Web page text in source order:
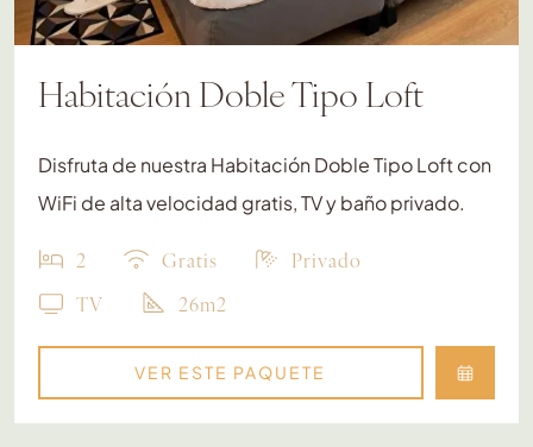
Habitación Doble Tipo Loft
Disfruta de nuestra Habitación Doble Tipo Loft con
WiFi de alta velocidad gratis, TV y baño privado.
2 Gratis
Privado
TV
26m2
VER ESTE PAQUETE